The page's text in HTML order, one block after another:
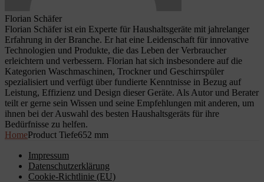
Florian Schäfer
Florian Schäfer ist ein Experte für Haushaltsgeräte mit jahrelanger
Erfahrung in der Branche. Er hat eine Leidenschaft für innovative
Technologien und Produkte, die das Leben der Verbraucher
erleichtern und verbessern. Florian hat sich insbesondere auf die
Kategorien Waschmaschinen, Trockner und Geschirrspüler
spezialisiert und verfügt über fundierte Kenntnisse in Bezug auf
Leistung, Effizienz und Design dieser Geräte. Als Autor und Berater
teilt er gerne sein Wissen und seine Empfehlungen mit anderen, um
ihnen bei der Auswahl des besten Haushaltsgeräts für ihre
Bedürfnisse zu helfen.
HomeProduct Tiefe652 mm
Impressum
Datenschutzerklärung
Cookie-Richtlinie (EU)